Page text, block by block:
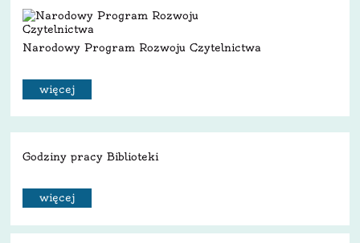
Narodowy Program Rozwoju Czytelnictwa
więcej
Godziny pracy Biblioteki
więcej